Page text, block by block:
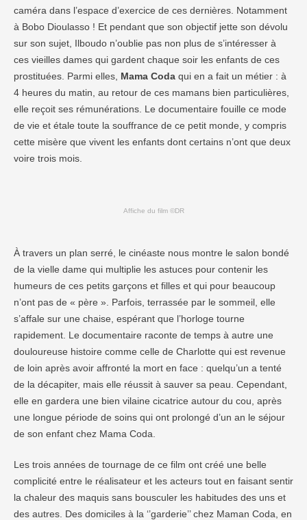
caméra dans l’espace d’exercice de ces dernières. Notamment
à Bobo Dioulasso ! Et pendant que son objectif jette son dévolu
sur son sujet, Ilboudo n’oublie pas non plus de s’intéresser à
ces vieilles dames qui gardent chaque soir les enfants de ces
prostituées. Parmi elles, Mama Coda qui en a fait un métier : à
4 heures du matin, au retour de ces mamans bien particulières,
elle reçoit ses rémunérations. Le documentaire fouille ce mode
de vie et étale toute la souffrance de ce petit monde, y compris
cette misère que vivent les enfants dont certains n’ont que deux
voire trois mois.
Affiche du film ©DR
À travers un plan serré, le cinéaste nous montre le salon bondé
de la vielle dame qui multiplie les astuces pour contenir les
humeurs de ces petits garçons et filles et qui pour beaucoup
n’ont pas de « père ». Parfois, terrassée par le sommeil, elle
s’affale sur une chaise, espérant que l’horloge tourne
rapidement. Le documentaire raconte de temps à autre une
douloureuse histoire comme celle de Charlotte qui est revenue
de loin après avoir affronté la mort en face : quelqu’un a tenté
de la décapiter, mais elle réussit à sauver sa peau. Cependant,
elle en gardera une bien vilaine cicatrice autour du cou, après
une longue période de soins qui ont prolongé d’un an le séjour
de son enfant chez Mama Coda.
Les trois années de tournage de ce film ont créé une belle
complicité entre le réalisateur et les acteurs tout en faisant sentir
la chaleur des maquis sans bousculer les habitudes des uns et
des autres. Des domiciles à la ‘’garderie’’ chez Maman Coda, en